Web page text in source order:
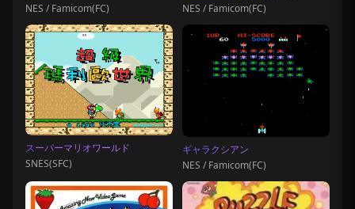
NES / Famicom(FC)
NES / Famicom(FC)
スーパーマリオワールド
SNES(SFC)
ギャラクシアン
NES / Famicom(FC)